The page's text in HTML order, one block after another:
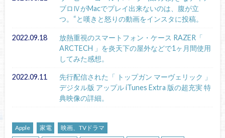
ブロⅣがMacでプレイ出来ないのは、腹が立
つ。“と嘆きと怒りの動画をインスタに投稿。
2022.09.18
放熱重視のスマートフォン・ケース RAZER「
ARCTECH 」を炎天下の屋外などで1ヶ月間使用
してみた感想。
2022.09.11
先行配信された「 トップガン マーヴェリック 」
デジタル版 アップル iTunes Extra 版の超充実 特
典映像の詳細。
Apple 家電
映画、TVドラマ